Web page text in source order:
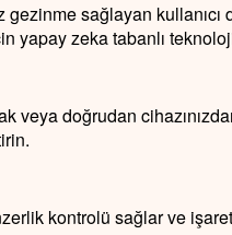
sağlayan
zeka tabanlı
veya doğrudan
kontrolü sağlar ve